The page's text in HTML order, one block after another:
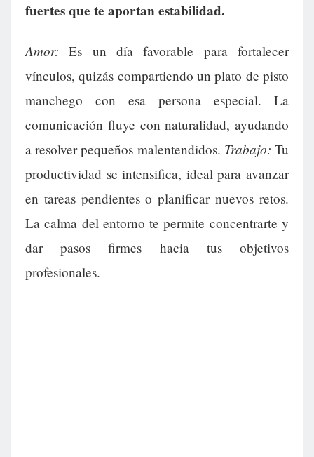
fuertes que te aportan estabilidad.
Amor: Es un día favorable para fortalecer
vínculos, quizás compartiendo un plato de pisto
manchego con esa persona especial. La
comunicación fluye con naturalidad, ayudando
a resolver pequeños malentendidos. Trabajo: Tu
productividad se intensifica, ideal para avanzar
en tareas pendientes o planificar nuevos retos.
La calma del entorno te permite concentrarte y
dar pasos firmes hacia tus objetivos
profesionales.